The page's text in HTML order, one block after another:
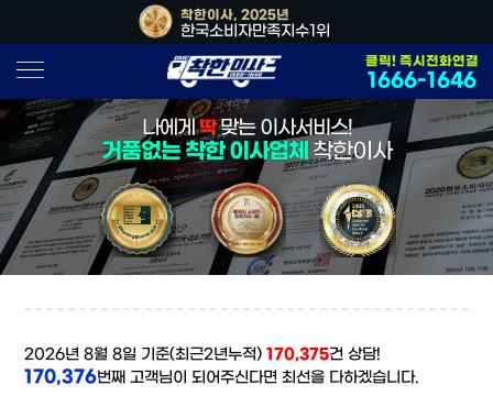
착한이사, 2025년
한국소비자만족지수1위
클릭! 즉시전화연결
1666-1646
나에게딱맞는 이사서비스!
거품없는 착한 이사업체 착한이사
2026년 8월 8일 기준(최근2년누적) 170,375건 상담!
170,376번째 고객님이 되어주신다면 최선을 다하겠습니다.